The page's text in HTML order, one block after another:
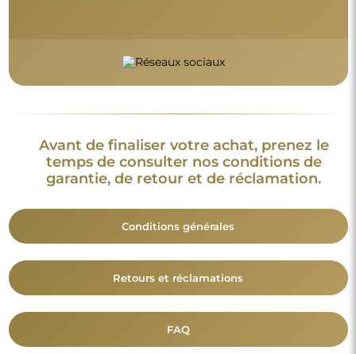
Avant de finaliser votre achat, prenez le
temps de consulter nos conditions de
garantie, de retour et de réclamation.
Conditions générales
Retours et réclamations
FAQ